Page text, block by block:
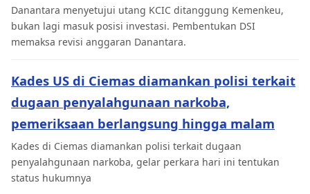
Danantara menyetujui utang KCIC ditanggung Kemenkeu,
bukan lagi masuk posisi investasi. Pembentukan DSI
memaksa revisi anggaran Danantara.
Kades US di Ciemas diamankan polisi terkait
dugaan penyalahgunaan narkoba,
pemeriksaan berlangsung hingga malam
Kades di Ciemas diamankan polisi terkait dugaan
penyalahgunaan narkoba, gelar perkara hari ini tentukan
status hukumnya